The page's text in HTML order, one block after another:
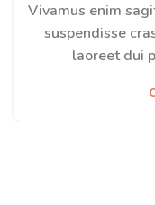
Vivamus enim
suspendisse
laoreet dui